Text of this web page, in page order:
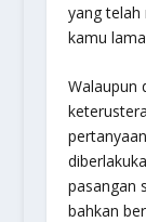
yang telah
kamu
Walaupun
pasangan
bahkan